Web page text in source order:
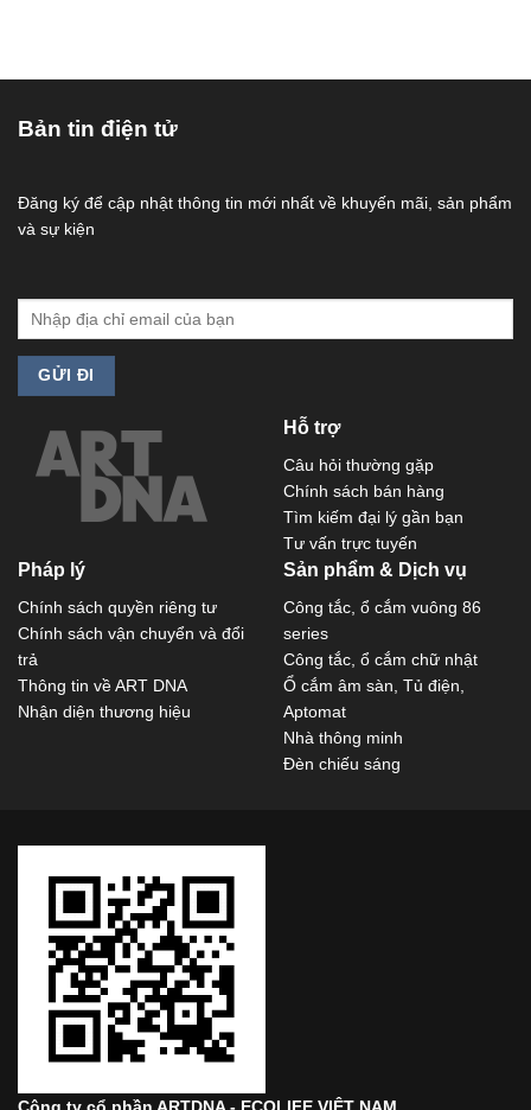
Bản tin điện tử
Đăng ký để cập nhật thông tin mới nhất về khuyến mãi, sản phẩm
và sự kiện
Hỗ trợ
Câu hỏi thường gặp
Chính sách bán hàng
Tìm kiếm đại lý gần bạn
Tư vấn trực tuyến
Pháp lý
Chính sách quyền riêng tư
Chính sách vận chuyển và đổi
trả
Thông tin về ART DNA
Nhận diện thương hiệu
Sản phẩm & Dịch vụ
Công tắc, ổ cắm vuông 86
series
Công tắc, ổ cắm chữ nhật
Ổ cắm âm sàn, Tủ điện,
Aptomat
Nhà thông minh
Đèn chiếu sáng
Công ty cổ phần ARTDNA - ECOLIFE VIỆT NAM